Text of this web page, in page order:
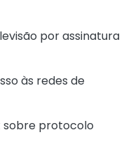
por assinatura
às redes de
sobre protocolo